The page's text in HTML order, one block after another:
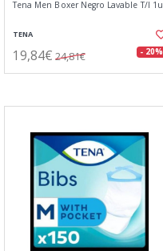
Tena Men Boxer Negro Lavable T/l 1u
TENA
19,84€ 24,81€ - 20%